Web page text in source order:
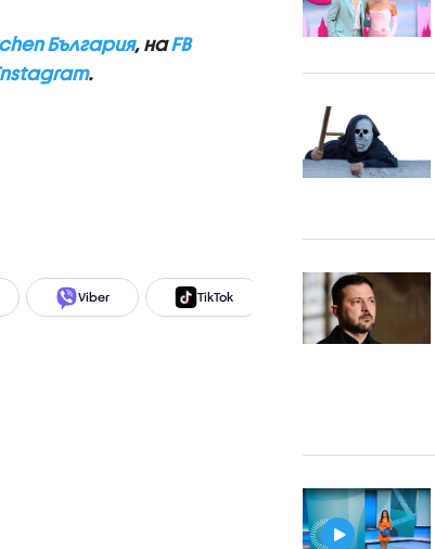
България, наFB
.
Viber TikTok Instagram